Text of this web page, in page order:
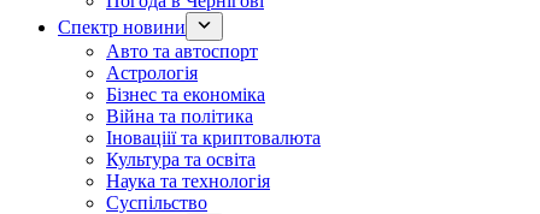
Спектр новини
Авто та автоспорт
Астрологія
Бізнес та економіка
Війна та політика
Іноваціії та криптовалюта
Культура та освіта
Наука та технологія
Суспільство